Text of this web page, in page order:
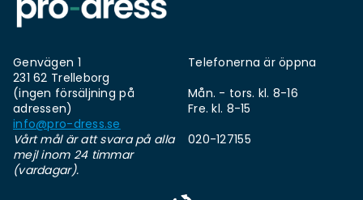
Genvägen 1
231 62 Trelleborg
(ingen försäljning på
adressen)
info@pro-dress.se
Vårt mål är att svara på alla
mejl inom 24 timmar
(vardagar).
Telefonerna är öppna
Mån. - tors. kl. 8-16
Fre. kl. 8-15
020-127155